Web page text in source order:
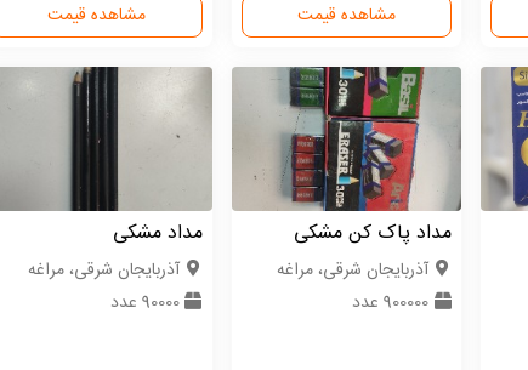
مشاهده قیمت مشاهده قیمت
مداد پاک کن مشکی
آذربایجان شرقی، مراغه
900000 عدد
مداد مشکی
آذربایجان شرقی، مراغه
90000 عدد